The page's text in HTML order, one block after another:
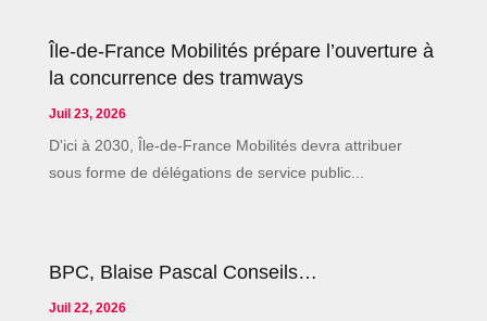
Île-de-France Mobilités prépare l’ouverture à
la concurrence des tramways
Juil 23, 2026
D'ici à 2030, Île-de-France Mobilités devra attribuer
sous forme de délégations de service public...
BPC, Blaise Pascal Conseils…
Juil 22, 2026